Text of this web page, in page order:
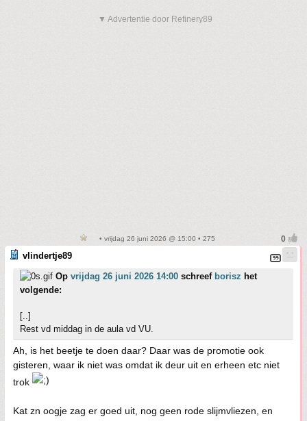
▼ Advertentie door Refinery89
• vrijdag 26 juni 2026 @ 15:00 • 275
vlindertje89
Op vrijdag 26 juni 2026 14:00 schreef borisz het
volgende:
[..]
Rest vd middag in de aula vd VU.
Ah, is het beetje te doen daar? Daar was de promotie ook
gisteren, waar ik niet was omdat ik deur uit en erheen etc niet
trok
Kat zn oogje zag er goed uit, nog geen rode slijmvliezen, en